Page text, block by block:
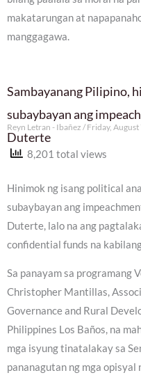
makatarungan at
manggagawa.
Sambayanang Pilipino,
subaybayan ang
Duterte
Reyn Letran - Ibañez Friday, August
8,201 total views
Hinimok ng isang political
subaybayan ang
Duterte, lalo na ang
confidential funds na
Sa panayam sa programang
Christopher Mantillas,
Governance and Rural
Philippines Los Baños, na
mga isyung tinatalakay sa
pananagutan ng mga opisyal